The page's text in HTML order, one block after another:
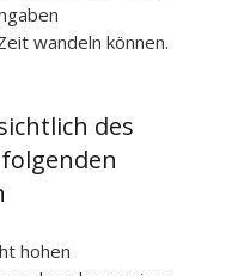
wandeln können.
des
hohen